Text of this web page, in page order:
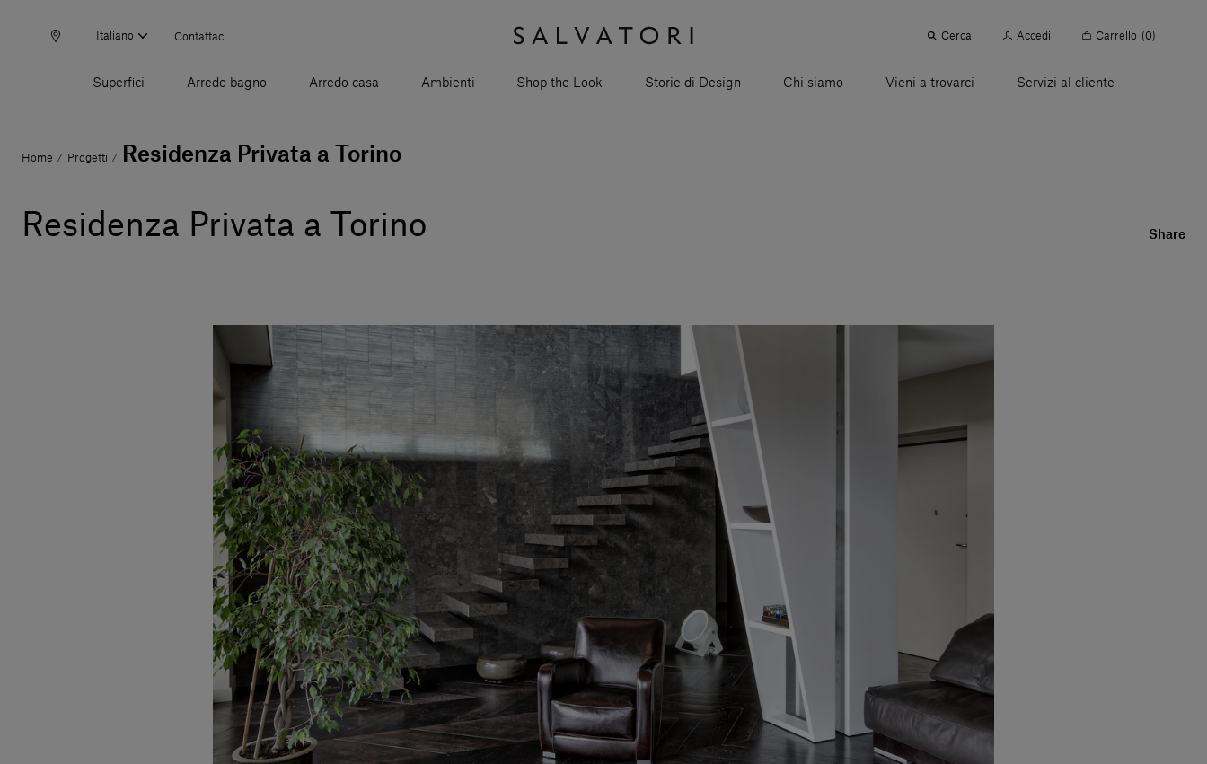
Italiano Contattaci Cerca Accedi Carrello (0)
Superfici Arredo bagno Arredo casa Ambienti Shop the Look Storie di Design Chi siamo Vieni a trovarci Servizi al cliente
Home / Progetti / Residenza Privata a Torino
Residenza Privata a Torino Share